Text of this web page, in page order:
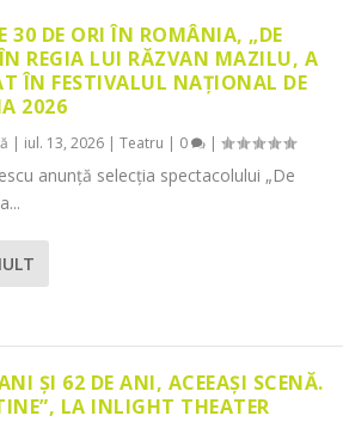
30 DE ORI ÎN ROMÂNIA, „DE
REGIA LUI RĂZVAN MAZILU, A
ÎN FESTIVALUL NAȚIONAL DE
2026
| iul. 13, 2026| Teatru | 0 |
anunță selecția spectacolului „De
ȘI 62 DE ANI, ACEEAȘI SCENĂ.
LA INLIGHT THEATER